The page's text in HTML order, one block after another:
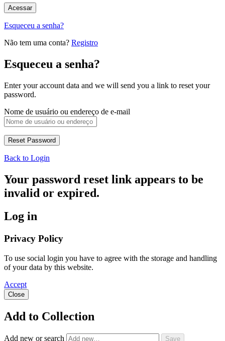
Esqueceu a senha?
Não tem uma conta? Registro
Esqueceu a senha?
Enter your account data and we will send you a link to reset your
password.
Nome de usuário ou endereço de e-mail
Back to Login
Your password reset link appears to be
invalid or expired.
Log in
Privacy Policy
To use social login you have to agree with the storage and handling
of your data by this website.
Accept
Close
Add to Collection
Add new or search